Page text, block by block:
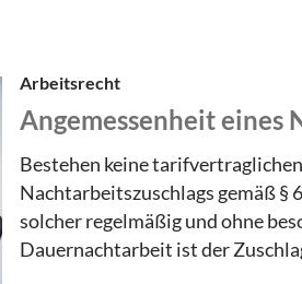
Arbeitsrecht
Angemessenheit eines
Bestehen keine
Nachtarbeitszuschlags gemäß §
solcher regelmäßig und ohne
Dauernachtarbeit ist der